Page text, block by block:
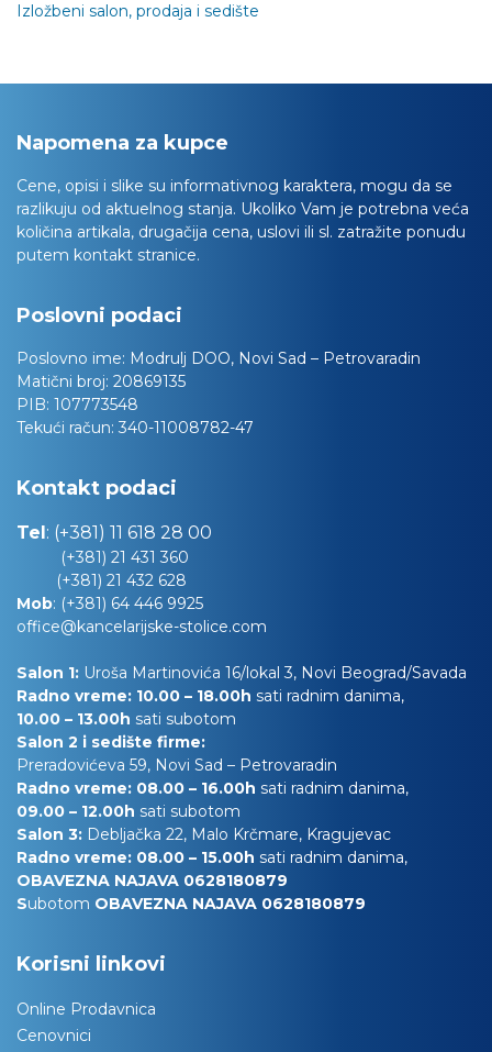
Izložbeni salon, prodaja i sedište
Napomena za kupce
Cene, opisi i slike su informativnog karaktera, mogu da se
razlikuju od aktuelnog stanja. Ukoliko Vam je potrebna veća
količina artikala, drugačija cena, uslovi ili sl. zatražite ponudu
putem kontakt stranice.
Poslovni podaci
Poslovno ime: Modrulj DOO, Novi Sad – Petrovaradin
Matični broj: 20869135
PIB: 107773548
Tekući račun: 340-11008782-47
Kontakt podaci
Tel : (+381) 11 618 28 00
(+381) 21 431 360
(+381) 21 432 628
Mob: (+381) 64 446 9925
office@kancelarijske-stolice.com
Salon 1: Uroša Martinovića 16/lokal 3, Novi Beograd/Savada
Radno vreme: 10.00 – 18.00h sati radnim danima,
10.00 – 13.00h sati subotom
Salon 2 i sedište firme:
Preradovićeva 59, Novi Sad – Petrovaradin
Radno vreme: 08.00 – 16.00h sati radnim danima,
09.00 – 12.00h sati subotom
Salon 3: Debljačka 22, Malo Krčmare, Kragujevac
Radno vreme: 08.00 – 15.00h sati radnim danima,
OBAVEZNA NAJAVA 0628180879
Subotom OBAVEZNA NAJAVA 0628180879
Korisni linkovi
Online Prodavnica
Cenovnici